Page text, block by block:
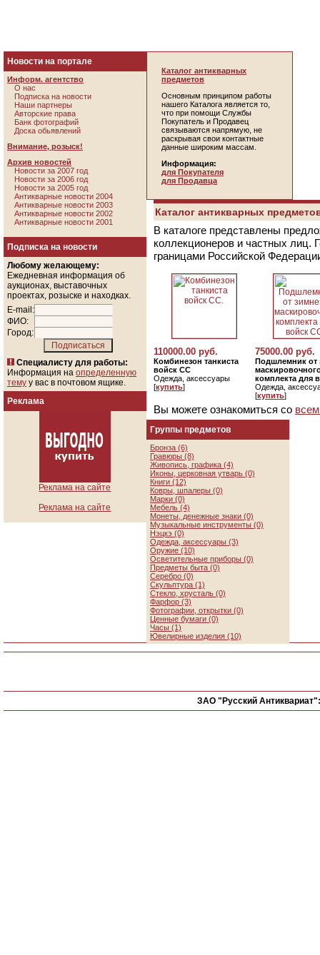
Новости на портале
Информ. агентство
О нас
Подписка на новости
Наши партнеры
Авторские права
Банк фотографий
Доска обьявлений
Внимание, розыск!
Архив новостей
Новости за 2007 год
Новости за 2006 год
Новости за 2005 год
Антикварные новости 2004
Антикварные новости 2003
Антикварные новости 2002
Антикварные новости 2001
Подписка на новости
Любому желающему:
Ежедневная информация об
аукционах, выставочных
проектах, розыске и находках.
E-mail:
ФИО:
Город:
Специалисту для работы:
Информация на определенную
тему у вас в почтовом ящике.
Реклама
Реклама на сайте
Реклама на сайте
Каталог антикварных
предметов
Основным принципом работы
нашего Каталога является то,
что при помощи Службы
Покупатель и Продавец
связываются напрямую, не
раскрывая свои контактные
данные широким массам.
Информация:
для Покупателя
для Продавца
Каталог антикварных
В каталоге представлены
коллекционеров и частных лиц.
границами Российской
110000.00 руб.
Комбинезон танкиста
войск СС
Одежда, аксессуары
[купить]
75000.00 руб.
Подшлемник от
комплекта для
Одежда,
[купить]
Вы можете ознакомиться со
Группы предметов
Бронза (6)
Гравюры (8)
Живопись, графика (4)
Иконы, церковная утварь (0)
Книги (12)
Ковры, шпалеры (0)
Марки (0)
Мебель (4)
Монеты, денежные знаки (0)
Музыкальные инструменты (0)
Нэцкэ (0)
Одежда, аксессуары (3)
Оружие (10)
Осветительные приборы (0)
Предметы быта (0)
Серебро (0)
Скульптура (1)
Стекло, хрусталь (0)
Фарфор (3)
Фотографии, открытки (0)
Ценные бумаги (0)
Часы (1)
Ювелирные изделия (10)
ЗАО "Русский Антиквариат":